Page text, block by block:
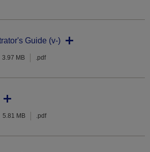
Guide (v-)
3.97 MB .pdf
5.81 MB .pdf